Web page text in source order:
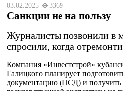
03.02.2025 3369
Санкции не на пользу
Журналисты позвонили в
спросили, когда
Компания «Инвестстрой»
Галицкого планирует
документацию (ПСД) и получить